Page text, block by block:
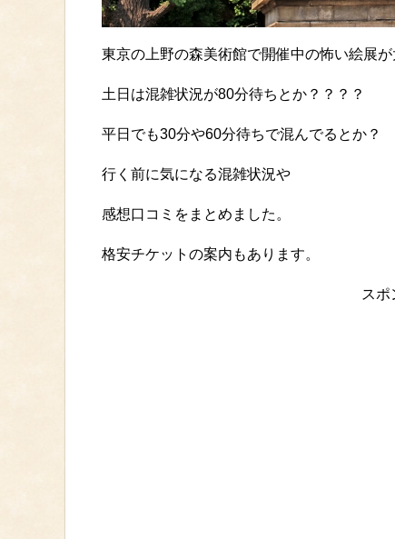
東京の上野の森美術館で開催中の怖い絵展が
土日は混雑状況が80分待ちとか？？？？
平日でも30分や60分待ちで混んでるとか？
行く前に気になる混雑状況や
感想口コミをまとめました。
格安チケットの案内もあります。
スポ